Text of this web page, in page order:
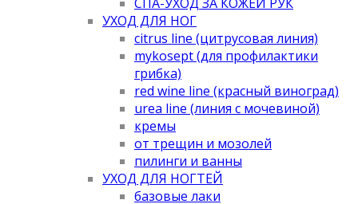
УХОД ДЛЯ НОГ
citrus line (цитрусовая линия)
mykosept (для профилактики
грибка)
red wine line (красный виноград)
urea line (линия с мочевиной)
кремы
от трещин и мозолей
пилинги и ванны
УХОД ДЛЯ НОГТЕЙ
базовые лаки